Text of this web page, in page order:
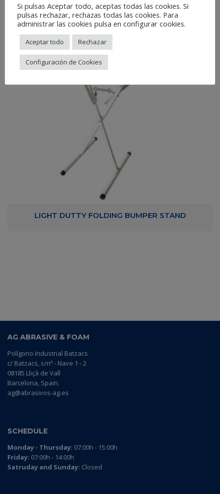
LIGHT DUTTY FOLDING BUMPER STAND
AG ABRASIVE & FOAM
Polígono Industrial Batzacs
c/ Batzacs, s/nº - Nave 1 - 2
08185 Lliçà de Vall
Barcelona, Spain.
ag@abrasivos-ag.es
SCHEDULE
Monday - Thursday: 07:00h - 15:00h
Friday: 07:00h - 14:00h
Satruday and Sunday: Closed
Si pulsas Aceptar todo, aceptas todas las cookies. Si
pulsas rechazar, rechazas todas las cookies. Para
administrar las cookies pulsa en configurar cookies.
Aceptar todo Rechazar
Configuración de Cookies